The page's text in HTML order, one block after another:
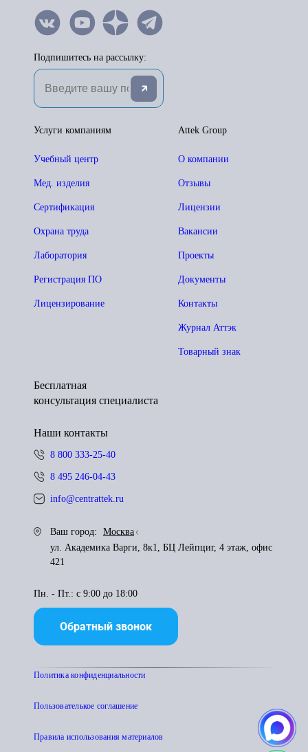
Подпишитесь на рассылку:
Attek Group
О компании
Отзывы
Лицензии
Вакансии
Проекты
Документы
Контакты
Журнал Аттэк
Товарный знак
Услуги компаниям
Учебный центр
Мед. изделия
Сертификация
Охрана труда
Лаборатория
Регистрация ПО
Лицензирование
Бесплатная
консультация специалиста
Наши контакты
8 800 333-25-40
8 495 246-04-43
info@centrattek.ru
Ваш город:
Москва
ул. Академика Варги, 8к1, БЦ Лейпциг, 4 этаж, офис
421
Пн. - Пт.: с 9:00 до 18:00
Обратный звонок
Политика конфиденциальности
Пользователькое соглашение
Правила использования материалов